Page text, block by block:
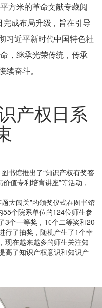
方米的革命文献专藏阅
成布局升级，旨在引导
习近平新时代中国特色社
，继承光荣传统，传承
奋斗。
产权日系
书馆推出了“知识产权有奖答
值专利培育讲座”等活动，
大闯关”的颁奖仪式在图书馆
个院系单位的124位师生参
3个一等奖，10个二等奖和20
行了抽奖，随机产生了1个幸
现在越来越多的师生关注知
高了知识产权意识和知识产